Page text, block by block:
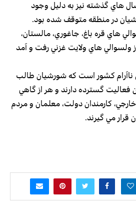
هاي گذشته نيز به دليل وجود
در منطقه متوقف شده بود.
هاي قره باغ، جاغوري، مالستان،
ولسوالي هاي ولايت غزني رفت و آمد
ناآرام كشور است كه شورشيان طالب
فعاليت گسترده دارند و هر از گاهي
كارمندان دولت، معلمان و مردم
مي گيرند.